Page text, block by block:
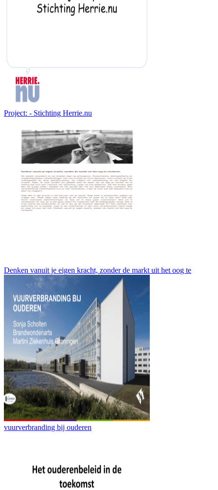
Project: - Stichting Herrie.nu
Denken vanuit je eigen kracht, zonder de markt uit het oog te
vuurverbranding bij ouderen